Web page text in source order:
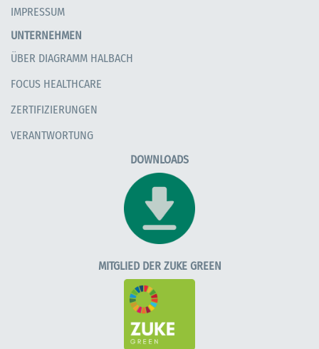
IMPRESSUM
UNTERNEHMEN
ÜBER DIAGRAMM HALBACH
FOCUS HEALTHCARE
ZERTIFIZIERUNGEN
VERANTWORTUNG
DOWNLOADS
MITGLIED DER ZUKE GREEN